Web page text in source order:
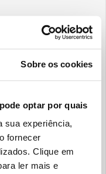
Sobre os cookies
optar por quais
sua experiência,
fornecer
Clique em
ler mais e
SUBMETER